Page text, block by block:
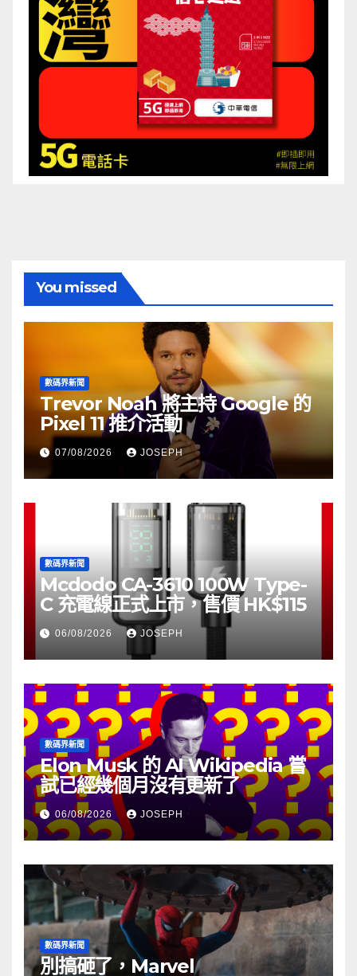
You missed
數碼界新聞
Trevor Noah 將主持 Google 的
Pixel 11 推介活動
07/08/2026 JOSEPH
數碼界新聞
Mcdodo CA-3610 100W Type-
C 充電線正式上市，售價 HK$115
06/08/2026 JOSEPH
數碼界新聞
Elon Musk 的 AI Wikipedia 嘗
試已經幾個月沒有更新了
06/08/2026 JOSEPH
數碼界新聞
別搞砸了，Marvel